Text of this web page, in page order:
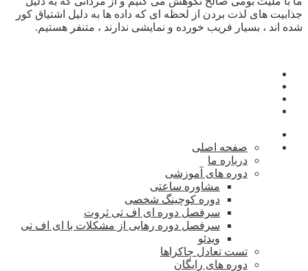
جذابیت های لذت بردن از لحظه ای که داده ها به دلیل اشتیاق کور
شده اند ، بسیار فریب خورده و نمایشی ندارند ، متنفر هستیم.
صفحه اصلی
درباره ما
دوره های آموزشی
مشاوره ساعتی
دوره کوچینگ شخصی
سرفصل دوره ای اف تی ثروت
سرفصل دوره رهایی از مشکلات با ای اف تی
ویدئو
تست تعادل چاکراها
دوره های رایگان